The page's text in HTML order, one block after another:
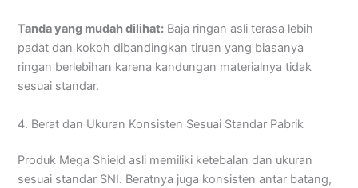
Tanda yang mudah dilihat: Baja ringan asli terasa lebih
padat dan kokoh dibandingkan tiruan yang biasanya
ringan berlebihan karena kandungan materialnya tidak
sesuai standar.
4. Berat dan Ukuran Konsisten Sesuai Standar Pabrik
Produk Mega Shield asli memiliki ketebalan dan ukuran
sesuai standar SNI. Beratnya juga konsisten antar batang,